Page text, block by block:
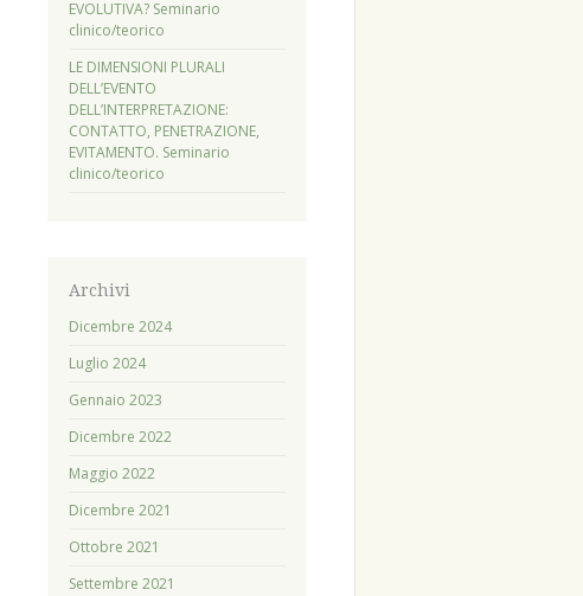
EVOLUTIVA? Seminario
clinico/teorico
LE DIMENSIONI PLURALI
DELL’EVENTO
DELL’INTERPRETAZIONE:
CONTATTO, PENETRAZIONE,
EVITAMENTO. Seminario
clinico/teorico
Archivi
Dicembre 2024
Luglio 2024
Gennaio 2023
Dicembre 2022
Maggio 2022
Dicembre 2021
Ottobre 2021
Settembre 2021